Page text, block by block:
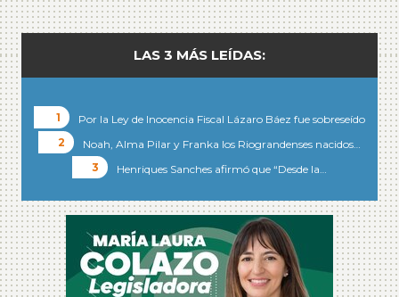
LAS 3 MÁS LEÍDAS:
Por la Ley de Inocencia Fiscal Lázaro Báez fue sobreseído
Noah, Alma Pilar y Franka los Riograndenses nacidos…
Henriques Sanches afirmó que “Desde la…